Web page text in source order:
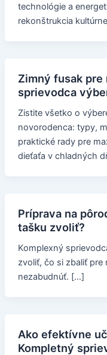
technológie a
rekonštrukcia
Zimný fusak pre
sprievodca
Zistite všetko o
novorodenca: typy,
praktické rady pre
dieťaťa v chladných
Príprava na
tašku zvoliť?
Komplexný
zvoliť, čo si zbaliť pre
nezabudnúť. […]
Ako efektívne
Kompletný